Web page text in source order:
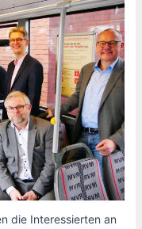
die Interessierten an